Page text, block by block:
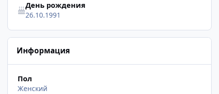
День рождения
26.10.1991
Информация
Пол
Женский